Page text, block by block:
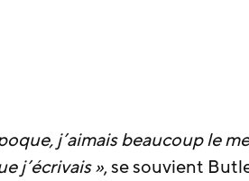
j’aimais beaucoup le
j’écrivais », se souvient